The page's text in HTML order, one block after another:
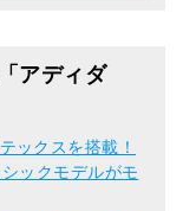
アディダ
ックスを搭載！
ックモデルがモ